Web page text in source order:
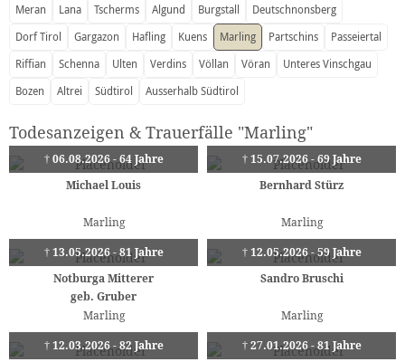
Meran Lana Tscherms Algund Burgstall
Deutschnonsberg
Dorf Tirol
Gargazon Hafling Kuens Marling Partschins
Passeiertal
Riffian
Schenna Ulten Verdins Völlan Vöran
Unteres Vinschgau
Bozen
Altrei Südtirol Ausserhalb Südtirol
Todesanzeigen & Trauerfälle "Marling"
† 06.08.2026 - 64 Jahre
Michael Louis
Marling
† 15.07.2026 - 69 Jahre
Bernhard Stürz
Marling
† 13.05.2026 - 81 Jahre
Notburga Mitterer
geb. Gruber
Marling
† 12.05.2026 - 59 Jahre
Sandro Bruschi
Marling
† 12.03.2026 - 82 Jahre
† 27.01.2026 - 81 Jahre